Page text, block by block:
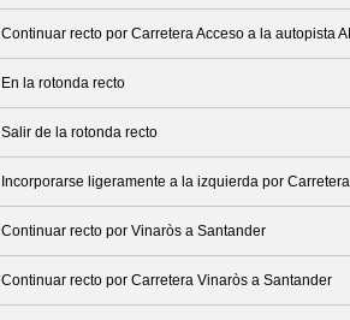
Continuar recto por Carretera Acceso a la autopista
En la rotonda recto
Salir de la rotonda recto
Incorporarse ligeramente a la izquierda por
Continuar recto por Vinaròs a Santander
Continuar recto por Carretera Vinaròs a Santander